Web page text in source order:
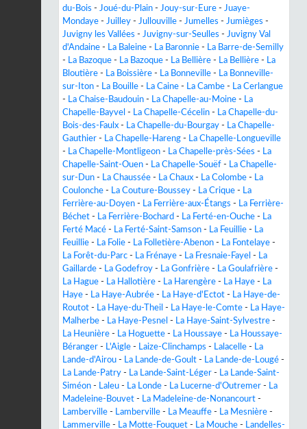
du-Bois - Joué-du-Plain - Jouy-sur-Eure - Juaye-
Mondaye - Juilley - Jullouville - Jumelles - Jumièges -
Juvigny les Vallées - Juvigny-sur-Seulles - Juvigny Val
d'Andaine - La Baleine - La Baronnie - La Barre-de-Semilly
- La Bazoque - La Bazoque - La Bellière - La Bellière - La
Bloutière - La Boissière - La Bonneville - La Bonneville-
sur-Iton - La Bouille - La Caine - La Cambe - La Cerlangue
- La Chaise-Baudouin - La Chapelle-au-Moine - La
Chapelle-Bayvel - La Chapelle-Cécelin - La Chapelle-du-
Bois-des-Faulx - La Chapelle-du-Bourgay - La Chapelle-
Gauthier - La Chapelle-Hareng - La Chapelle-Longueville
- La Chapelle-Montligeon - La Chapelle-près-Sées - La
Chapelle-Saint-Ouen - La Chapelle-Souëf - La Chapelle-
sur-Dun - La Chaussée - La Chaux - La Colombe - La
Coulonche - La Couture-Boussey - La Crique - La
Ferrière-au-Doyen - La Ferrière-aux-Étangs - La Ferrière-
Béchet - La Ferrière-Bochard - La Ferté-en-Ouche - La
Ferté Macé - La Ferté-Saint-Samson - La Feuillie - La
Feuillie - La Folie - La Folletière-Abenon - La Fontelaye -
La Forêt-du-Parc - La Frénaye - La Fresnaie-Fayel - La
Gaillarde - La Godefroy - La Gonfrière - La Goulafrière -
La Hague - La Hallotière - La Harengère - La Haye - La
Haye - La Haye-Aubrée - La Haye-d'Ectot - La Haye-de-
Routot - La Haye-du-Theil - La Haye-le-Comte - La Haye-
Malherbe - La Haye-Pesnel - La Haye-Saint-Sylvestre -
La Heunière - La Hoguette - La Houssaye - La Houssaye-
Béranger - L'Aigle - Laize-Clinchamps - Lalacelle - La
Lande-d'Airou - La Lande-de-Goult - La Lande-de-Lougé -
La Lande-Patry - La Lande-Saint-Léger - La Lande-Saint-
Siméon - Laleu - La Londe - La Lucerne-d'Outremer - La
Madeleine-Bouvet - La Madeleine-de-Nonancourt -
Lamberville - Lamberville - La Meauffe - La Mesnière -
Lammerville - La Motte-Fouquet - La Mouche - Landelles-